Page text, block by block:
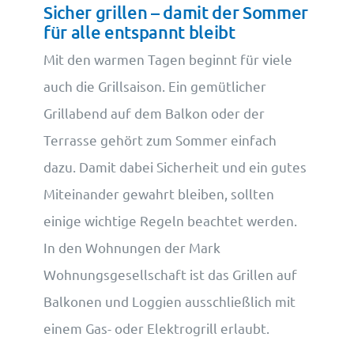
Sicher grillen – damit der Sommer
für alle entspannt bleibt
Mit den warmen Tagen beginnt für viele
auch die Grillsaison. Ein gemütlicher
Grillabend auf dem Balkon oder der
Terrasse gehört zum Sommer einfach
dazu. Damit dabei Sicherheit und ein gutes
Miteinander gewahrt bleiben, sollten
einige wichtige Regeln beachtet werden.
In den Wohnungen der Mark
Wohnungsgesellschaft ist das Grillen auf
Balkonen und Loggien ausschließlich mit
einem Gas- oder Elektrogrill erlaubt.